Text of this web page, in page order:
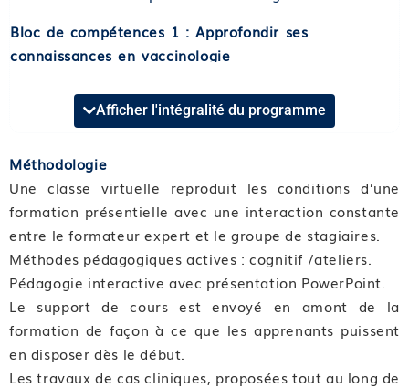
Bloc de compétences 1 : Approfondir ses
connaissances en vaccinologie
Format et durée : Classe virtuelle de 7 heures
Compétence 01 : Comprendre les enjeux et le
Module 01 : Analyser sa pratique
Module 02 : Appréhender l’histoire de la vaccination,
sa définition et les processus immunologiques
Module 03 : Intégrer les mécanismes d’action des
Module 04 : Connaitre les pathologies prévenues par
la vaccination, les bénéfices individuels et collectifs,
la notion de couverture vaccinale, les effets
indésirables et contre-indications
Afficher l'intégralité du programme
Méthodologie
Une classe virtuelle reproduit les conditions d’une
formation présentielle avec une interaction constante
entre le formateur expert et le groupe de stagiaires.
Méthodes pédagogiques actives : cognitif /ateliers.
Pédagogie interactive avec présentation PowerPoint.
Le support de cours est envoyé en amont de la
formation de façon à ce que les apprenants puissent
en disposer dès le début.
Les travaux de cas cliniques, proposées tout au long de